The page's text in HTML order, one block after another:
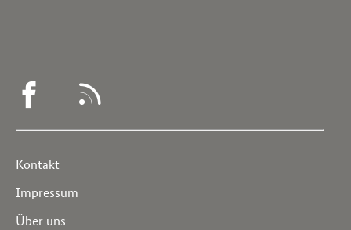
WEGWEISER
Service
Navigation
Kontakt
Impressum
Über uns